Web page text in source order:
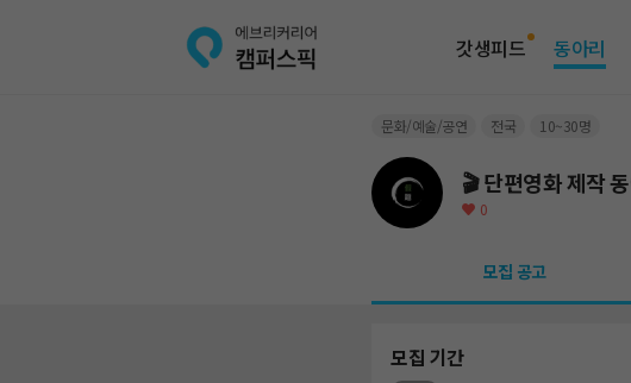
갓생피드 동아리
문화/예술/공연 전국 10~30명
🎬 단편영화 제작
0
모집 공고
모집 기간